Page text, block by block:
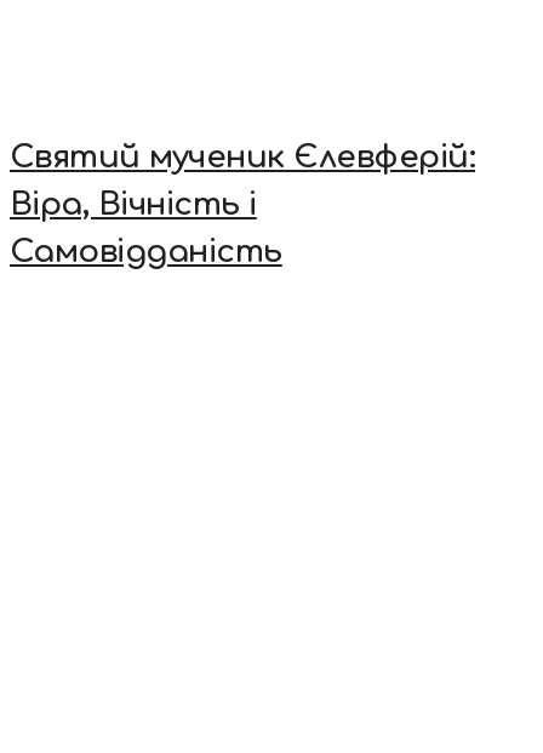
Святий мученик Єлевферій:
Віра, Вічність і
Самовідданість